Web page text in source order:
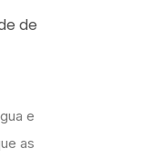
de
e
as